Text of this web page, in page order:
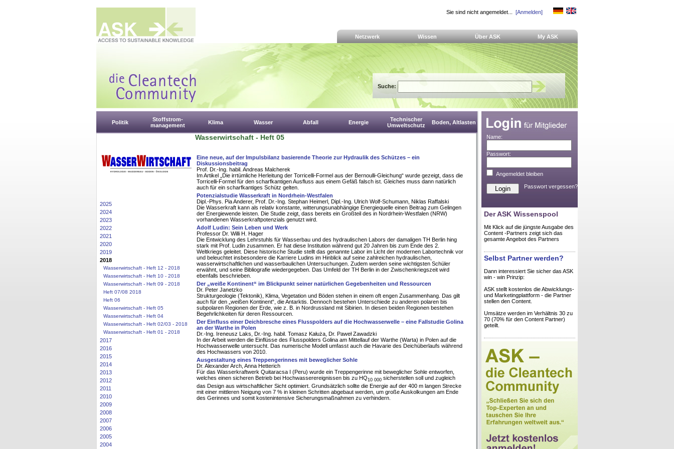
Sie sind nicht angemeldet... [Anmelden]
Netzwerk Wissen Über ASK My ASK
Suche:
Politik
Stoffstrom-
management
Klima Wasser Abfall Energie
Technischer
Umweltschutz
Boden, Altlasten
2025
2024
2023
2022
2021
2020
2019
2018
Wasserwirtschaft - Heft 12 - 2018
Wasserwirtschaft - Heft 10 - 2018
Wasserwirtschaft - Heft 09 - 2018
Heft 07/08 2018
Heft 06
Wasserwirtschaft - Heft 05
Wasserwirtschaft - Heft 04
Wasserwirtschaft - Heft 02/03 - 2018
Wasserwirtschaft - Heft 01 - 2018
2017
2016
2015
2014
2013
2012
2011
2010
2009
2008
2007
2006
2005
2004
Wasserwirtschaft - Heft 05
Eine neue, auf der Impulsbilanz basierende Theorie zur Hydraulik des Schützes – ein
Diskussionsbeitrag
Prof. Dr.-Ing. habil. Andreas Malcherek
Im Artikel „Die irrtümliche Herleitung der Torricelli-Formel aus der Bernoulli-Gleichung“ wurde gezeigt, dass die
Torricelli-Formel für den scharfkantigen Ausfluss aus einem Gefäß falsch ist. Gleiches muss dann natürlich
auch für ein scharfkantiges Schütz gelten.
Potenzialstudie Wasserkraft in Nordrhein-Westfalen
Dipl.-Phys. Pia Anderer, Prof. Dr.-Ing. Stephan Heimerl, Dipl.-Ing. Ulrich Wolf-Schumann, Niklas Raffalski
Die Wasserkraft kann als relativ konstante, witterungsunabhängige Energiequelle einen Beitrag zum Gelingen
der Energiewende leisten. Die Studie zeigt, dass bereits ein Großteil des in Nordrhein-Westfalen (NRW)
vorhandenen Wasserkraftpotenzials genutzt wird.
Adolf Ludin: Sein Leben und Werk
Professor Dr. Willi H. Hager
Die Entwicklung des Lehrstuhls für Wasserbau und des hydraulischen Labors der damaligen TH Berlin hing
stark mit Prof. Ludin zusammen. Er hat diese Institution während gut 20 Jahren bis zum Ende des 2.
Weltkriegs geleitet. Diese historische Studie stellt das genannte Labor im Licht der modernen Labortechnik vor
und beleuchtet insbesondere die Karriere Ludins im Hinblick auf seine zahlreichen hydraulischen,
wasserwirtschaftlichen und wasserbaulichen Untersuchungen. Zudem werden seine wichtigsten Schüler
erwähnt, und seine Bibliografie wiedergegeben. Das Umfeld der TH Berlin in der Zwischenkriegszeit wird
ebenfalls beschrieben.
Der „weiße Kontinent“ im Blickpunkt seiner natürlichen Gegebenheiten und Ressourcen
Dr. Peter Janetzko
Strukturgeologie (Tektonik), Klima, Vegetation und Böden stehen in einem oft engen Zusammenhang. Das gilt
auch für den „weißen Kontinent“, die Antarktis. Dennoch bestehen Unterschiede zu anderen polaren bis
subpolaren Regionen der Erde, wie z. B. in Nordrussland mit Sibirien. In diesen beiden Regionen bestehen
Begehrlichkeiten für deren Ressourcen.
Der Einfluss einer Deichbresche eines Flusspolders auf die Hochwasserwelle – eine Fallstudie Golina
an der Warthe in Polen
Dr.-Ing. Ireneusz Laks, Dr.-Ing. habil. Tomasz Kałuża, Dr. Paweł Zawadzki
In der Arbeit werden die Einflüsse des Flusspolders Golina am Mittellauf der Warthe (Warta) in Polen auf die
Hochwasserwelle untersucht. Das numerische Modell umfasst auch die Havarie des Deichüberlaufs während
des Hochwassers von 2010.
Ausgestaltung eines Treppengerinnes mit beweglicher Sohle
Dr. Alexander Arch, Anna Hetterich
Für das Wasserkraftwerk Quitaracsa I (Peru) wurde ein Treppengerinne mit beweglicher Sohle entworfen,
welches einen sicheren Betrieb bei Hochwasserereignissen bis zu HQ10 000 sicherstellen soll und zugleich
das Design aus wirtschaftlicher Sicht optimiert. Grundsätzlich sollte die Energie auf der 400 m langen Strecke
mit einer mittleren Neigung von 7 % in kleinen Schritten abgebaut werden, um große Auskolkungen am Ende
des Gerinnes und somit kostenintensive Sicherungsmaßnahmen zu verhindern.
Name:
Passwort:
Angemeldet bleiben
Passwort vergessen?
Der ASK Wissenspool
Mit Klick auf die jüngste Ausgabe des
Content -Partners zeigt sich das
gesamte Angebot des Partners
Selbst Partner werden?
Dann interessiert Sie sicher das ASK
win - win Prinzip:
ASK stellt kostenlos die Abwicklungs-
und Marketingplattform - die Partner
stellen den Content.
Umsätze werden im Verhältnis 30 zu
70 (70% für den Content Partner)
geteilt.